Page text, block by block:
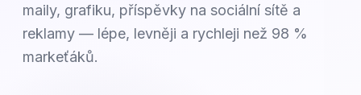
maily, grafiku, příspěvky na sociální sítě a
reklamy — lépe, levněji a rychleji než 98 %
markeťáků.